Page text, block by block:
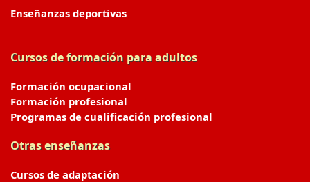
Enseñanzas deportivas
Cursos de formación para adultos
Formación ocupacional
Formación profesional
Programas de cualificación profesional
Otras enseñanzas
Cursos de adaptación